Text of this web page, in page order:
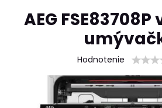
AEG
Hodnotenie